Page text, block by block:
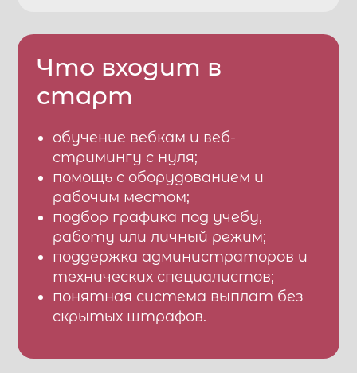
Что входит в
старт
обучение вебкам и веб-
стримингу с нуля;
помощь с оборудованием и
рабочим местом;
подбор графика под учебу,
работу или личный режим;
поддержка администраторов и
технических специалистов;
понятная система выплат без
скрытых штрафов.